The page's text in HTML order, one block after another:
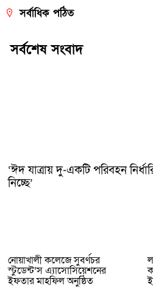
সর্বাধিক পঠিত
সর্বশেষ সংবাদ
‘ঈদ যাত্রায় দু-একটি পরিবহন
নিচ্ছে’
নোয়াখালী কলেজে সুবর্ণচর
স্টুডেন্ট’স এ্যাসোসিয়েশনের
ইফতার মাহফিল অনুষ্ঠিত